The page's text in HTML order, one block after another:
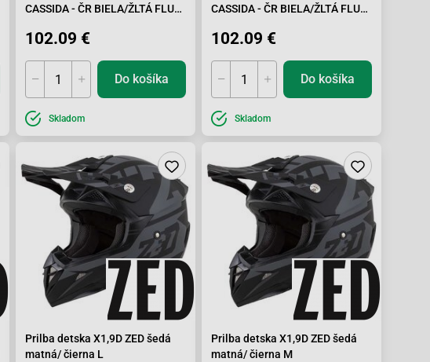
CASSIDA - ČR BIELA/ŽLTÁ FLUO/
102.09 €
Do košíka
Skladom
CASSIDA - ČR BIELA/ŽLTÁ FLUO/
102.09 €
Do košíka
Skladom
Prilba detska X1,9D ZED šedá
matná/ čierna L
Prilba detska X1,9D ZED šedá
matná/ čierna M